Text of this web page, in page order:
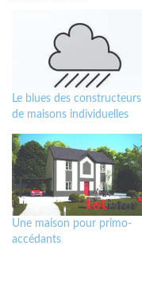
Le blues des constructeurs
de maisons individuelles
Une maison pour primo-
accédants